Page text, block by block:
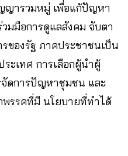
ญารวมหมู่ เพื่อแก้ปัญหา
มมือการดูแลสังคม จับตา
ของรัฐ ภาคประชาชนเป็น
ะเทศ การเลือกผู้นำผู้
ดการปัญหาชุมชน และ
รรคที่มี นโยบายที่ทำได้